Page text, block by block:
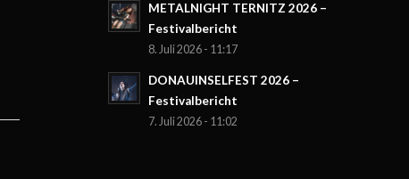
METALNIGHT TERNITZ 2026 –
Festivalbericht
8. Juli 2026 - 11:17
DONAUINSELFEST 2026 –
Festivalbericht
7. Juli 2026 - 11:02